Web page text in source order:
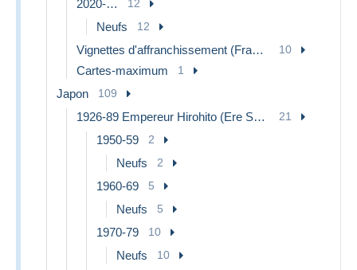
2020-… 12
Neufs 12
Vignettes d'affranchissement (Frama) 10
Cartes-maximum 1
Japon 109
1926-89 Empereur Hirohito (Ere Showa) 21
1950-59 2
Neufs 2
1960-69 5
Neufs 5
1970-79 10
Neufs 10